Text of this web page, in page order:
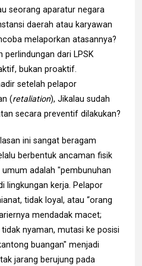
seorang aparatur negara
daerah atau karyawan
melaporkan atasannya?
perlindungan dari LPSK
bukan proaktif.
setelah pelapor
(retaliation), Jikalau sudah
secara preventif dilakukan?
ini sangat beragam
berbentuk ancaman fisik
adalah "pembunuhan
lingkungan kerja. Pelapor
tidak loyal, atau “orang
mendadak macet;
nyaman, mutasi ke posisi
buangan" menjadi
jarang berujung pada